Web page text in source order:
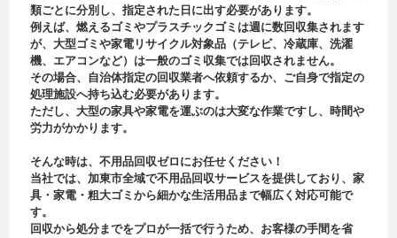
類ごとに分別し、指定された日に出す必要があります。
例えば、燃えるゴミやプラスチックゴミは週に数回収集されます
が、大型ゴミや家電リサイクル対象品（テレビ、冷蔵庫、洗濯
機、エアコンなど）は一般のゴミ収集では回収されません。
その場合、自治体指定の回収業者へ依頼するか、ご自身で指定の
処理施設へ持ち込む必要があります。
ただし、大型の家具や家電を運ぶのは大変な作業ですし、時間や
労力がかかります。
そんな時は、不用品回収ゼロにお任せください！
当社では、加東市全域で不用品回収サービスを提供しており、家
具・家電・粗大ゴミから細かな生活用品まで幅広く対応可能で
す。
回収から処分までをプロが一括で行うため、お客様の手間を省